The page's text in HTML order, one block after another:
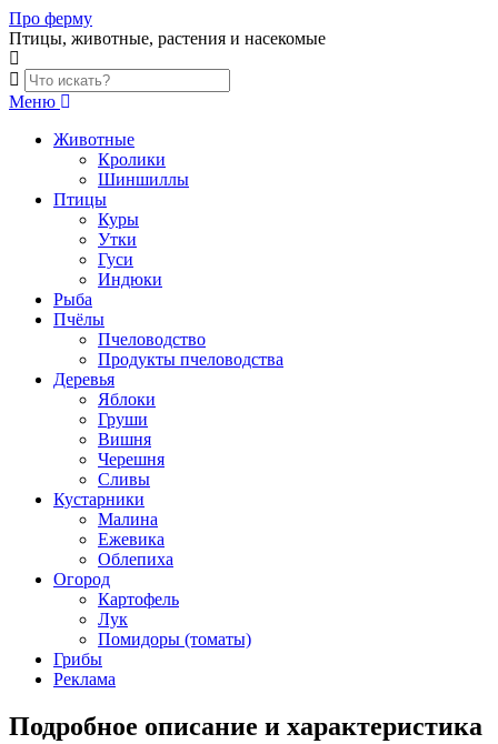
Skip
to
content
Про ферму
Птицы, животные, растения и насекомые
Меню
Животные
Кролики
Шиншиллы
Птицы
Куры
Утки
Гуси
Индюки
Рыба
Пчёлы
Пчеловодство
Продукты пчеловодства
Деревья
Яблоки
Груши
Вишня
Черешня
Сливы
Кустарники
Малина
Ежевика
Облепиха
Огород
Картофель
Лук
Помидоры (томаты)
Грибы
Реклама
Подробное описание и характеристика